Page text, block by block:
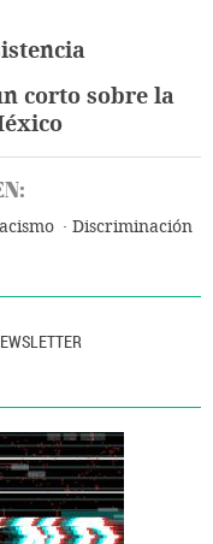
corto sobre la
Discriminación